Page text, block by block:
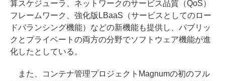
算スケジューラ、ネットワークのサービス品質（QoS）
フレームワーク、強化版LBaaS（サービスとしてのロー
ドバランシング機能）などの新機能も提供し、パブリッ
クとプライベートの両方の分野でソフトウェア機能が進
化したとしている。
また、コンテナ管理プロジェクトMagnumの初のフル